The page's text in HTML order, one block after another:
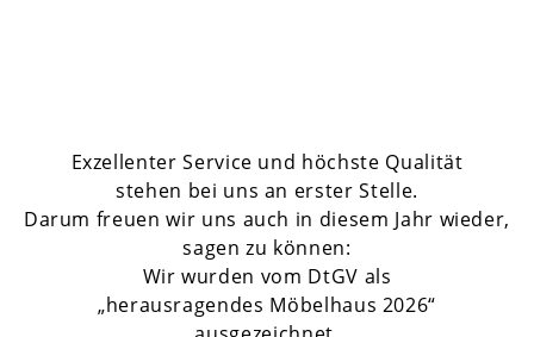
Exzellenter Service und höchste Qualität
stehen bei uns an erster Stelle.
Darum freuen wir uns auch in diesem Jahr wieder,
sagen zu können:
Wir wurden vom DtGV als
„herausragendes Möbelhaus 2026“